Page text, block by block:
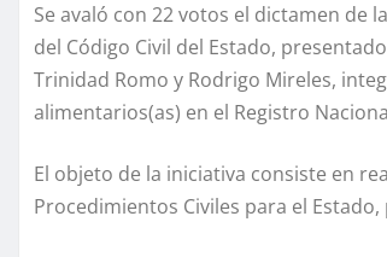
Se avaló con 22 votos el dictamen de
del Código Civil del Estado,
Trinidad Romo y Rodrigo Mireles,
alimentarios(as) en el Registro
El objeto de la iniciativa consiste en
Procedimientos Civiles para el